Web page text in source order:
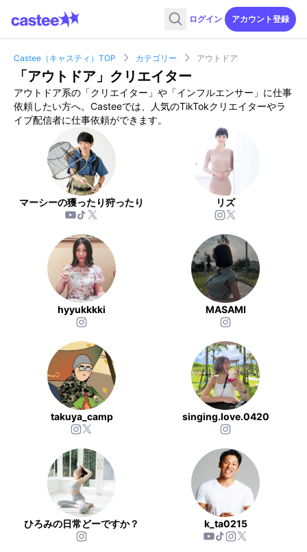
ログイン アカウント登録
Castee（キャスティ）TOP カテゴリー アウトドア
「アウトドア 」クリエイター
アウトドア系の「クリエイター」や「インフルエンサー」に仕事
依頼したい方へ。Casteeでは、人気のTikTokクリエイターやラ
イブ配信者に仕事依頼ができます。
マーシーの獲ったり狩ったり リズ
hyyukkkki MASAMI
takuya_camp singing.love.0420
ひろみの日常どーですか？ k_ta0215